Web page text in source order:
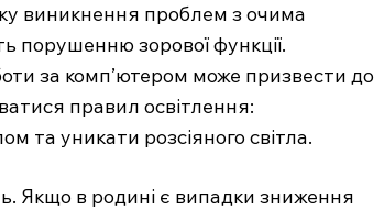
виникнення проблем з очима
порушенню зорової функції.
за комп’ютером може призвести до
правил освітлення:
та уникати розсіяного світла.
Якщо в родині є випадки зниження